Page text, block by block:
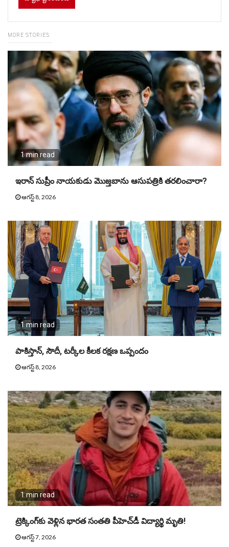
MORE STORIES
1 min read
ఇరాన్ సుప్రీం నాయకుడు మొజ్తబాను ఆసుపత్రికి తరలించారా?
ఆగస్ట్ 8, 2026
1 min read
పాకిస్తాన్, సౌదీ, టర్కీల కీలక రక్షణ ఒప్పందం
ఆగస్ట్ 8, 2026
1 min read
ట్రెక్కింగ్‌కు వెళ్లిన భార‌త సంత‌తి పీహెచ్‌డీ విద్యార్థి మృతి!
ఆగస్ట్ 7, 2026